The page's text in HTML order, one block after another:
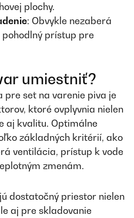
plochy.
: Obvykle nezaberá
prístup pre
umiestniť?
pre set na varenie piva je
ktoré ovplyvnia nielen
aj kvalitu. Optimálne
základných kritérií, ako
ventilácia, prístup k vode
zmenám.
dostatočný priestor nielen
aj pre skladovanie